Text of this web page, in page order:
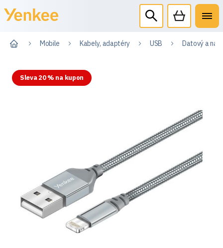
Mobile Kabely, adaptéry USB Datový a
Sleva 20 % na kupon